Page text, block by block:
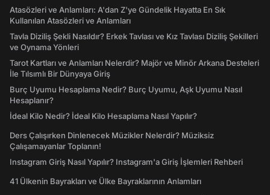
Atasözleri ve Anlamları: A'dan Z'ye Gündelik Hayatta En Sık
Kullanılan Atasözleri ve Anlamları
Tavla Diziliş Şekli Nasıldır? Erkek Tavlası ve Kız Tavlası Diziliş Şekilleri
ve Oynama Yönleri
Tarot Kartları ve Anlamları Nelerdir? Majör ve Minör Arkana Desteleri
İle Tılsımlı Bir Dünyaya Giriş
Burç Uyumu Hesaplama Nedir? Burç Uyumu, Aşk Uyumu Nasıl
Hesaplanır?
İdeal Kilo Nedir? İdeal Kilo Hesaplama Nasıl Yapılır?
Ders Çalışırken Dinlenecek Müzikler Nelerdir? Müziksiz
Çalışamayanlar Toplanın!
Instagram Giriş Nasıl Yapılır? Instagram'a Giriş İşlemleri Rehberi
41 Ülkenin Bayrakları ve Ülke Bayraklarının Anlamları